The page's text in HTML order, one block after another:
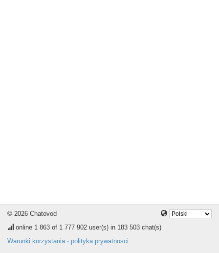
© 2026 Chatovod
online 1 863 of 1 777 902 user(s) in 183 503 chat(s)
Warunki korzystania· polityka prywatnosci